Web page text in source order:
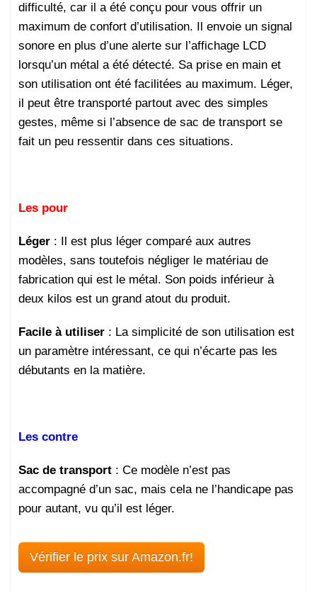
difficulté, car il a été conçu pour vous offrir un
maximum de confort d’utilisation. Il envoie un signal
sonore en plus d’une alerte sur l’affichage LCD
lorsqu’un métal a été détecté. Sa prise en main et
son utilisation ont été facilitées au maximum. Léger,
il peut être transporté partout avec des simples
gestes, même si l’absence de sac de transport se
fait un peu ressentir dans ces situations.
Les pour
Léger: Il est plus léger comparé aux autres
modèles, sans toutefois négliger le matériau de
fabrication qui est le métal. Son poids inférieur à
deux kilos est un grand atout du produit.
Facile à utiliser: La simplicité de son utilisation est
un paramètre intéressant, ce qui n’écarte pas les
débutants en la matière.
Les contre
Sac de transport: Ce modèle n’est pas
accompagné d’un sac, mais cela ne l’handicape pas
pour autant, vu qu’il est léger.
Vérifier le prix sur Amazon.fr!